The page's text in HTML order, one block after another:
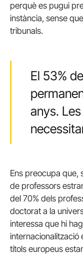
perquè es pugui
instància, sense
tribunals.
El 53%
anys.
Ens preocupa que,
de professors
del 70% dels
doctorat a la
interessa que hi
internacionalització
títols europeus